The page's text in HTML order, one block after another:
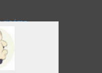
cinéma
vidéo, web)